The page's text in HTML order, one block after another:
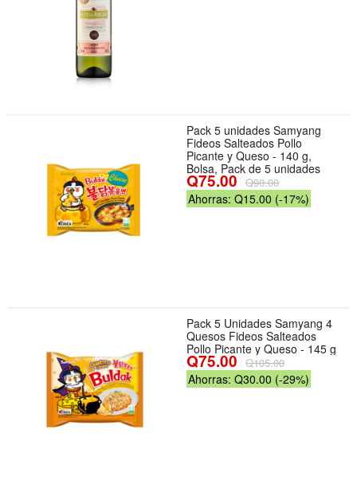
Pack 5 unidades Samyang
Fideos Salteados Pollo
Picante y Queso - 140 g,
Bolsa, Pack de 5 unidades
Q75.00 Q90.00
Ahorras: Q15.00 (-17%)
Pack 5 Unidades Samyang 4
Quesos Fideos Salteados
Pollo Picante y Queso - 145 g
Q75.00 Q105.00
Ahorras: Q30.00 (-29%)